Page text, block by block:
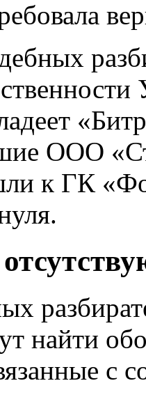
ООО
к ГК
найти
с